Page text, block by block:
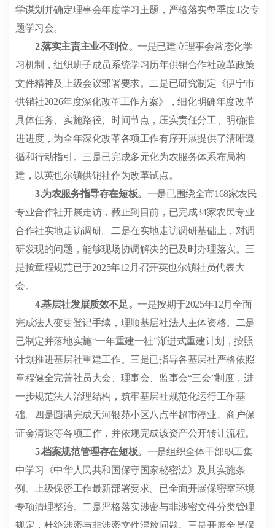
学谋划并确定理事会年度学习主题，严格落实每季度1次专
题学习会。
2.落实主责主业不到位。一是已建立理事会常态化学
习机制，组织班子成员系统学习历年供销合作社改革政策
文件精神及上级会议部署要求。二是已研究制定《伊宁市
供销社2026年度深化改革工作方案》，细化明确年度改革
具体任务、实施路径、时间节点，压实责任分工、明确推
进进度，为全年深化改革各项工作有序开展提供了清晰遵
循和行动指引。三是已完成多元化为农服务体系布局构
建，以英也尔镇供销社作为改革试点。
3.为农服务指导存在短板。 一是已围绕全市168家农民
专业合作社开展走访，截止到目前，已完成34家农民专业
合作社实地走访调研。二是在实地走访调研基础上，对调
研发现的问题，能够现场协调解决的已及时办理落实。三
是按章程规范已于2025年12 月召开英也尔镇社员代表大
会。
4.基层社发展质效不足。一是按期于2025年12月全面
完成法人变更登记手续，理顺基层社法人主体资格。二是
已制定并落地实施“一年重建一社”渐进式重建计划，按照
计划推进基层社重建工作。三是已指导各基层社严格依照
章程健全完善社员大会、理事会、监事会“三会”制度，进
一步规范法人治理结构，筑牢基层社规范化运行工作基
础。四是圆满完成天河银苑小区八点半超市停业、商户保
证金清退等各项工作，并依规完成该资产公开转让流程。
5.档案规范管理存在短板。 一是组织全体干部职工集
中学习《中华人民共和国保守国家秘密法》及其实施条
例、上级保密工作最新部署要求。已全面开展保密室环境
专项清理整治。二是严格落实涉密与非涉密文件分类管理
规定， 杜绝涉密与非涉密文件混放问题。三是开展全员保